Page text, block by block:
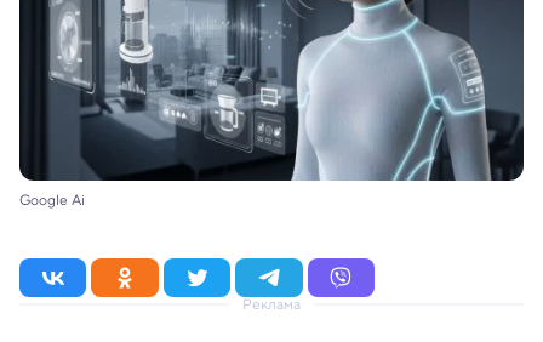
Google Ai
Реклама